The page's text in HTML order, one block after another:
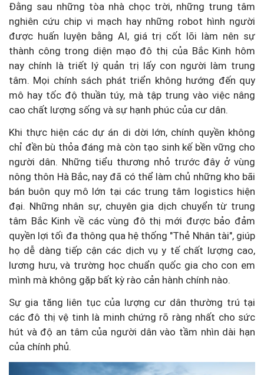
Đằng sau những tòa nhà chọc trời, những trung tâm
nghiên cứu chip vi mạch hay những robot hình người
được huấn luyện bằng AI, giá trị cốt lõi làm nên sự
thành công trong diện mạo đô thị của Bắc Kinh hôm
nay chính là triết lý quản trị lấy con người làm trung
tâm. Mọi chính sách phát triển không hướng đến quy
mô hay tốc độ thuần túy, mà tập trung vào việc nâng
cao chất lượng sống và sự hạnh phúc của cư dân.
Khi thực hiện các dự án di dời lớn, chính quyền không
chỉ đền bù thỏa đáng mà còn tạo sinh kế bền vững cho
người dân. Những tiểu thương nhỏ trước đây ở vùng
nông thôn Hà Bắc, nay đã có thể làm chủ những kho bãi
bán buôn quy mô lớn tại các trung tâm logistics hiện
đại. Những nhân sự, chuyên gia dịch chuyển từ trung
tâm Bắc Kinh về các vùng đô thị mới được bảo đảm
quyền lợi tối đa thông qua hệ thống "Thẻ Nhân tài", giúp
họ dễ dàng tiếp cận các dịch vụ y tế chất lượng cao,
lương hưu, và trường học chuẩn quốc gia cho con em
mình mà không gặp bất kỳ rào cản hành chính nào.
Sự gia tăng liên tục của lượng cư dân thường trú tại
các đô thị vệ tinh là minh chứng rõ ràng nhất cho sức
hút và độ an tâm của người dân vào tầm nhìn dài hạn
của chính phủ.